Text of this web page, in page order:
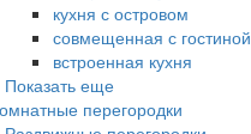
кухня с островом
совмещенная с гостиной
встроенная кухня
Показать еще
перегородки